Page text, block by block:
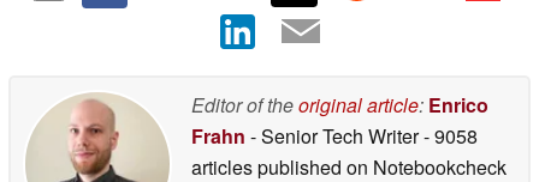
Editor of theoriginal article: Enrico
Frahn - Senior Tech Writer- 9058
articles published on Notebookcheck